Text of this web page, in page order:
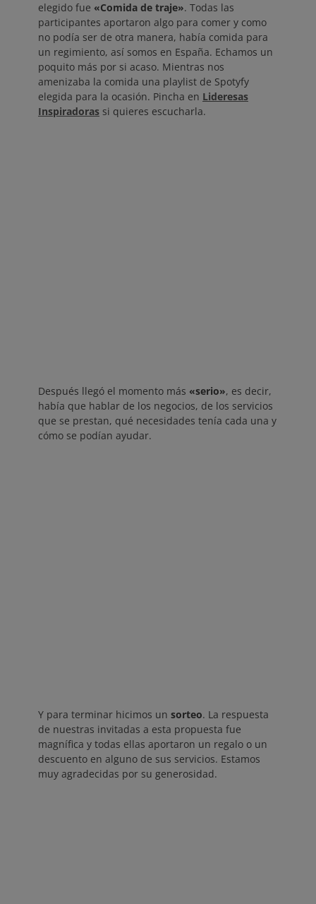
elegido fue «Comida de traje». Todas las
participantes aportaron algo para comer y como
no podía ser de otra manera, había comida para
un regimiento, así somos en España. Echamos un
poquito más por si acaso. Mientras nos
amenizaba la comida una playlist de Spotyfy
elegida para la ocasión. Pincha en Lideresas
Inspiradoras si quieres escucharla.
Después llegó el momento más «serio», es decir,
había que hablar de los negocios, de los servicios
que se prestan, qué necesidades tenía cada una y
cómo se podían ayudar.
Y para terminar hicimos un sorteo. La respuesta
de nuestras invitadas a esta propuesta fue
magnífica y todas ellas aportaron un regalo o un
descuento en alguno de sus servicios. Estamos
muy agradecidas por su generosidad.